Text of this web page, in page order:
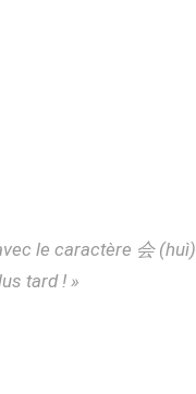
le caractère 会 (huì)
tard ! »